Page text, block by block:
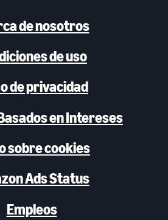
de nosotros
de uso
de privacidad
en Intereses
sobre cookies
Ads Status
Empleos